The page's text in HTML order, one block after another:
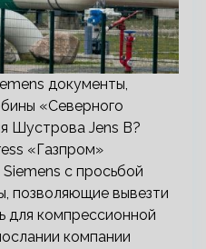
документы,
«Северного
Шустрова Jens B?
«Газпром»
c просьбой
позволяющие вывезти
для компрессионной
компании